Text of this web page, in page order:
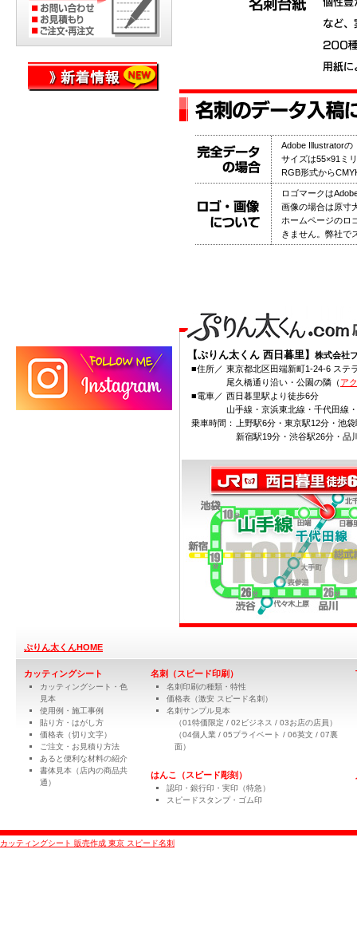
Adobe Illustratorの
サイズは55×91ミ
RGB形式から
ロゴマークは
画像の場合は原寸
ホームページのロ
きません。弊社で
【ぷりん太くん 西日暮里】
株式会社
■住所／ 東京都北区田端新町1-24-6 ステ
尾久橋通り沿い・公園の隣（ア
■電車／ 西日暮里駅より徒歩6分
山手線・京浜東北線・千代田線
乗車時間 ：
上野駅6分・東京駅12分・池
新宿駅19分・渋谷駅26分・品
ぷりん太くんHOME
カッティングシート
カッティングシート・色
見本
使用例・施工事例
貼り方・はがし方
価格表（切り文字）
ご注文・お見積り方法
あると便利な材料の紹介
書体見本（店内の商品共
通）
名刺（スピード印刷）
名刺印刷の種類・特性
価格表（激安 スピード名刺）
名刺サンプル見本
（01特価限定 / 02ビジネス / 03お店の店員）
（04個人業 / 05プライベート / 06英文 / 07裏
面）
はんこ（スピード彫刻）
認印・銀行印・実印（特急）
スピードスタンプ・ゴム印
カッティングシート 販売作成 東京 スピード名刺